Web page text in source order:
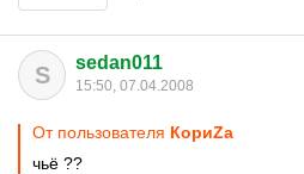
S sedan011
15:50, 07.04.2008
От пользователя КориZа
чьё ??